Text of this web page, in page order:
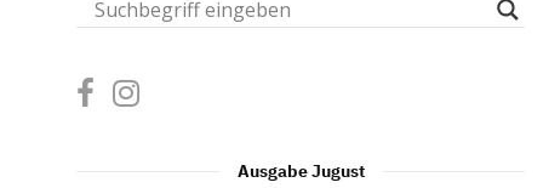
Ausgabe Jugust